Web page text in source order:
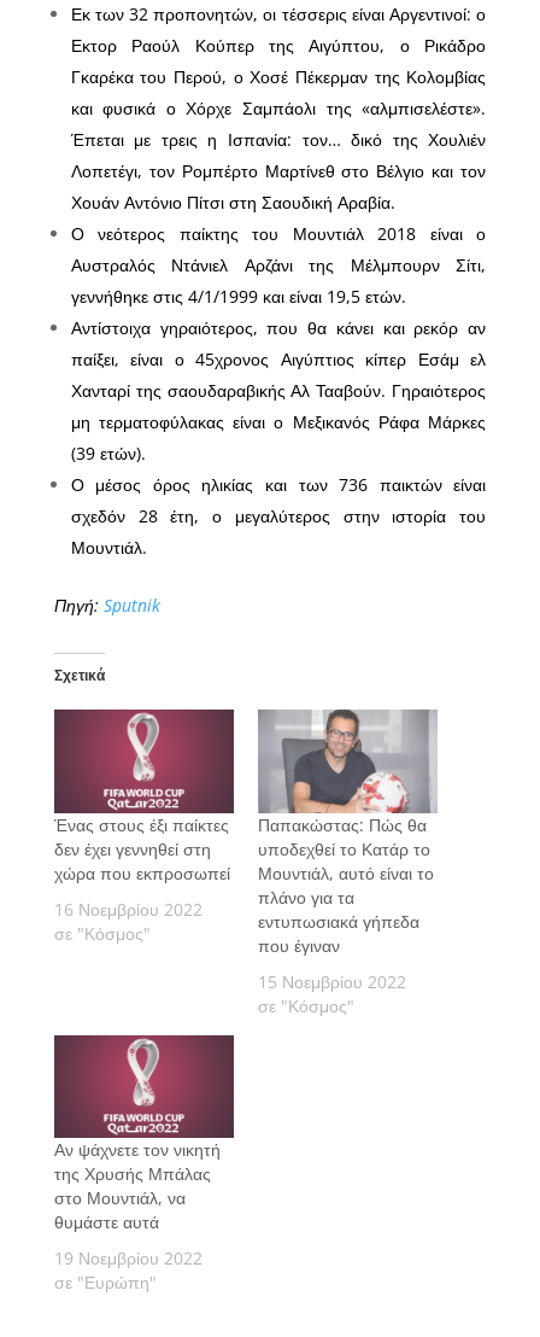
Εκ των 32 προπονητών, οι τέσσερις είναι Αργεντινοί: ο
Εκτορ Ραούλ Κούπερ της Αιγύπτου, ο Ρικάδρο
Γκαρέκα του Περού, ο Χοσέ Πέκερμαν της Κολομβίας
και φυσικά ο Χόρχε Σαμπάολι της «αλμπισελέστε».
Έπεται με τρεις η Ισπανία: τον… δικό της Χουλιέν
Λοπετέγι, τον Ρομπέρτο Μαρτίνεθ στο Βέλγιο και τον
Χουάν Αντόνιο Πίτσι στη Σαουδική Αραβία.
Ο νεότερος παίκτης του Μουντιάλ 2018 είναι ο
Αυστραλός Ντάνιελ Αρζάνι της Μέλμπουρν Σίτι,
γεννήθηκε στις 4/1/1999 και είναι 19,5 ετών.
Αντίστοιχα γηραιότερος, που θα κάνει και ρεκόρ αν
παίξει, είναι ο 45χρονος Αιγύπτιος κίπερ Εσάμ ελ
Χανταρί της σαουδαραβικής Αλ Τααβούν. Γηραιότερος
μη τερματοφύλακας είναι ο Μεξικανός Ράφα Μάρκες
(39 ετών).
Ο μέσος όρος ηλικίας και των 736 παικτών είναι
σχεδόν 28 έτη, ο μεγαλύτερος στην ιστορία του
Μουντιάλ.
Πηγή: Sputnik
Σχετικά
Ένας στους έξι παίκτες
δεν έχει γεννηθεί στη
χώρα που εκπροσωπεί
16 Νοεμβρίου 2022
σε "Κόσμος"
Παπακώστας: Πώς θα
υποδεχθεί το Κατάρ το
Μουντιάλ, αυτό είναι το
πλάνο για τα
εντυπωσιακά γήπεδα
που έγιναν
15 Νοεμβρίου 2022
σε "Κόσμος"
Αν ψάχνετε τον νικητή
της Χρυσής Μπάλας
στο Μουντιάλ, να
θυμάστε αυτά
19 Νοεμβρίου 2022
σε "Ευρώπη"